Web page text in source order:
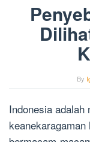
By
Indonesia adalah